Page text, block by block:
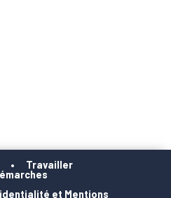
Travailler
et Mentions